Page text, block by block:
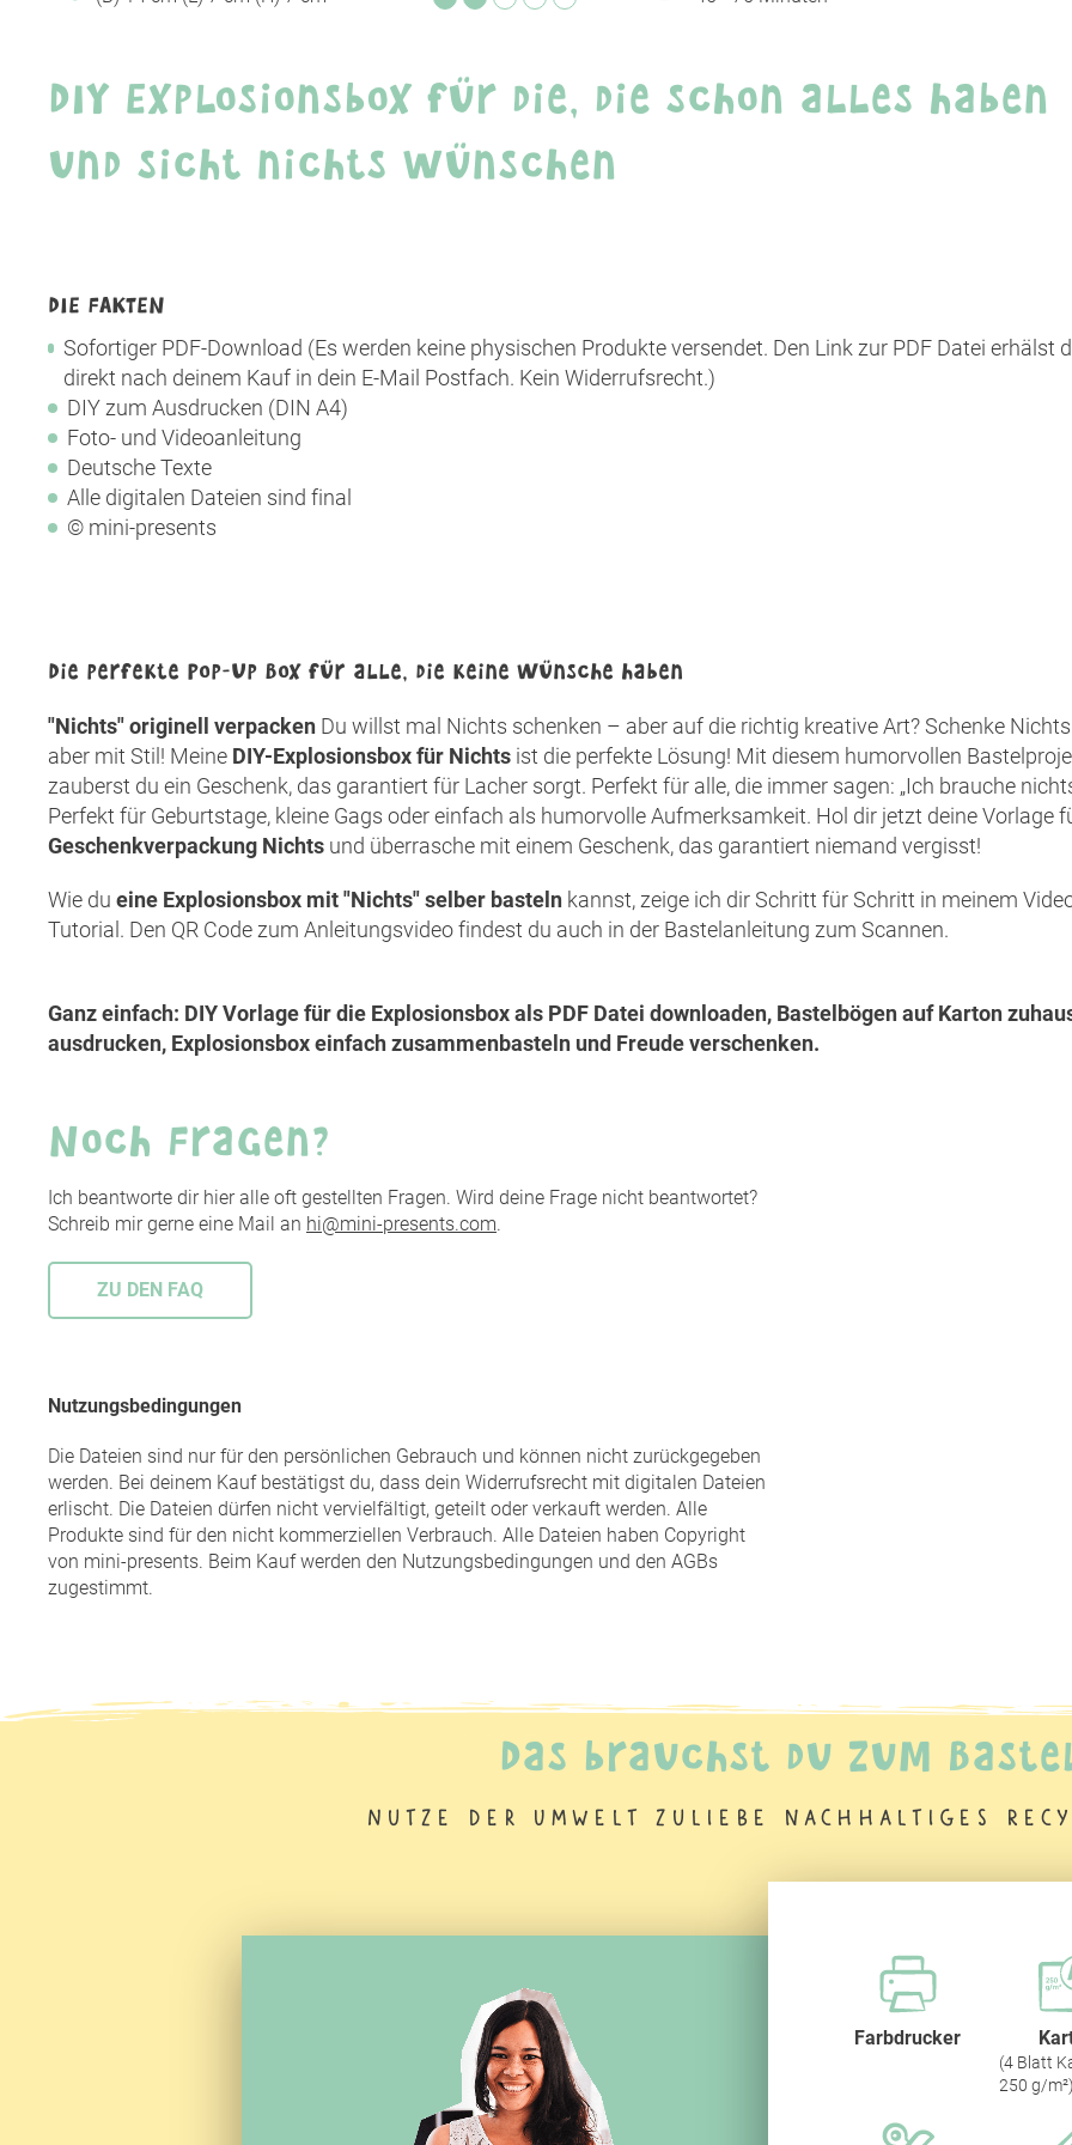
Mehr Informationen
DIY Explosionsbox für die, die schon alles haben
und sicht nichts wünschen
DIE FAKTEN
Sofortiger PDF-Download (Es werden keine physischen Produkte versendet. Den Link zur PDF Datei erhälst
direkt nach deinem Kauf in dein E-Mail Postfach. Kein Widerrufsrecht.)
DIY zum Ausdrucken (DIN A4)
Foto- und Videoanleitung
Deutsche Texte
Alle digitalen Dateien sind final
© mini-presents
Die perfekte Pop-Up Box für alle, die keine Wünsche haben
"Nichts" originell verpacken Du willst mal Nichts schenken – aber auf die richtig kreative Art? Schenke
aber mit Stil! Meine DIY-Explosionsbox für Nichts ist die perfekte Lösung! Mit diesem humorvollen
zauberst du ein Geschenk, das garantiert für Lacher sorgt. Perfekt für alle, die immer sagen: „Ich brauche
Perfekt für Geburtstage, kleine Gags oder einfach als humorvolle Aufmerksamkeit. Hol dir jetzt deine Vorlage
Geschenkverpackung Nichts und überrasche mit einem Geschenk, das garantiert niemand vergisst!
Wie du eine Explosionsbox mit "Nichts" selber basteln kannst, zeige ich dir Schritt für Schritt in meinem
Tutorial. Den QR Code zum Anleitungsvideo findest du auch in der Bastelanleitung zum Scannen.
Ganz einfach: DIY Vorlage für die Explosionsbox als PDF Datei downloaden, Bastelbögen auf Karton
ausdrucken, Explosionsbox einfach zusammenbasteln und Freude verschenken.
Noch Fragen?
Ich beantworte dir hier alle oft gestellten Fragen. Wird deine Frage nicht beantwortet?
Schreib mir gerne eine Mail an hi@mini-presents.com.
ZU DEN FAQ
Nutzungsbedingungen
Die Dateien sind nur für den persönlichen Gebrauch und können nicht zurückgegeben
werden. Bei deinem Kauf bestätigst du, dass dein Widerrufsrecht mit digitalen Dateien
erlischt. Die Dateien dürfen nicht vervielfältigt, geteilt oder verkauft werden. Alle
Produkte sind für den nicht kommerziellen Verbrauch. Alle Dateien haben Copyright
von mini-presents. Beim Kauf werden den Nutzungsbedingungen und den AGBs
zugestimmt.
Das brauchst du zum
Nutze der Umwelt zuliebe nachhaltiges
Farbdrucker
(4 Blatt
250 g/